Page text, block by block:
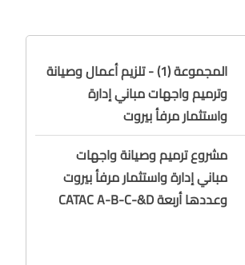
المجموعة (1) - تلزيم أعمال وصيانة
وترميم واجهات مباني إدارة
واستثمار مرفأ بيروت
مشروع ترميم وصيانة واجهات
مباني إدارة واستثمار مرفأ بيروت
وعددها أربعة CATAC A-B-C-&D